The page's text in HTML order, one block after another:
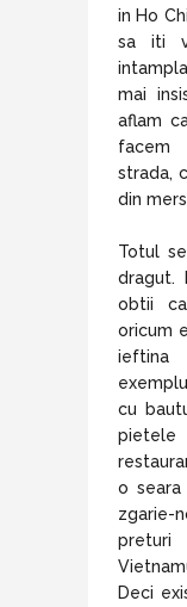
in Ho
sa iti
mai
aflam
facem
strada,
din
Totul
dragut.
obtii
oricum
ieftina
cu
o
zgarie-
preturi
Deci